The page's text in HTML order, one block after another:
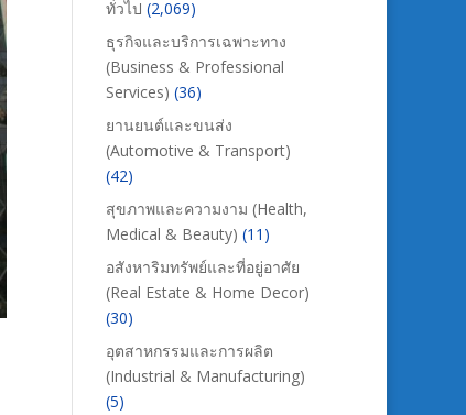
ทั่วไป (2,069)
ธุรกิจและบริการเฉพาะทาง
(Business & Professional
Services) (36)
ยานยนต์และขนส่ง
(Automotive & Transport)
(42)
สุขภาพและความงาม (Health,
Medical & Beauty) (11)
อสังหาริมทรัพย์และที่อยู่อาศัย
(Real Estate & Home Decor)
(30)
อุตสาหกรรมและการผลิต
(Industrial & Manufacturing)
(5)